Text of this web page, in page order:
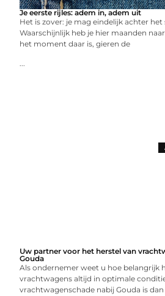
Je eerste rijles: adem in, adem uit
Het is zover: je mag eindelijk achter het
Waarschijnlijk heb je hier maanden
het moment daar is, gieren de
...
Uw partner voor het herstel van
Gouda
Als ondernemer weet u hoe belangrijk
vrachtwagens altijd in optimale
vrachtwagenschade nabij Gouda is dan